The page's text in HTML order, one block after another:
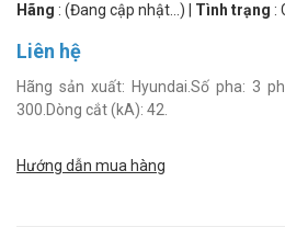
Hãng : (Đang cập nhật...) Tình trạng :
Liên hệ
Hãng sản xuất: Hyundai.Số pha: 3
300.Dòng cắt (kA): 42.
Hướng dẫn mua hàng